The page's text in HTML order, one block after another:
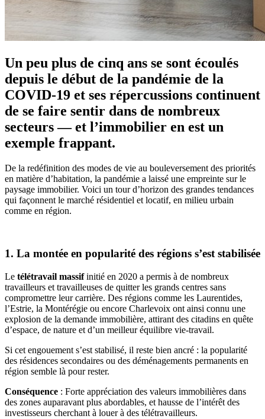
Un peu plus de cinq ans se sont écoulés
depuis le début de la pandémie de la
COVID-19 et ses répercussions continuent
de se faire sentir dans de nombreux
secteurs — et l’immobilier en est un
exemple frappant.
De la redéfinition des modes de vie au bouleversement des priorités
en matière d’habitation, la pandémie a laissé une empreinte sur le
paysage immobilier. Voici un tour d’horizon des grandes tendances
qui façonnent le marché résidentiel et locatif, en milieu urbain
comme en région.
1. La montée en popularité des régions s’est stabilisée
Le télétravail massifinitié en 2020 a permis à de nombreux
travailleurs et travailleuses de quitter les grands centres sans
compromettre leur carrière. Des régions comme les Laurentides,
l’Estrie, la Montérégie ou encore Charlevoix ont ainsi connu une
explosion de la demande immobilière, attirant des citadins en quête
d’espace, de nature et d’un meilleur équilibre vie-travail.
Si cet engouement s’est stabilisé, il reste bien ancré : la popularité
des résidences secondaires ou des déménagements permanents en
région semble là pour rester.
Conséquence : Forte appréciation des valeurs immobilières dans
des zones auparavant plus abordables, et hausse de l’intérêt des
investisseurs cherchant à louer à des télétravailleurs.